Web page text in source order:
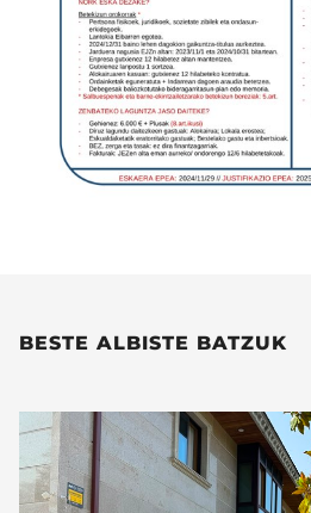
BESTE ALBISTE BATZUK